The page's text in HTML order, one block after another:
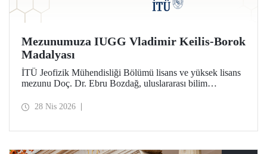
Mezunumuza IUGG Vladimir Keilis-Borok
Madalyası
İTÜ Jeofizik Mühendisliği Bölümü lisans ve yüksek lisans
mezunu Doç. Dr. Ebru Bozdağ, uluslararası bilim
Vladimir Keilis-Borok Madalyası’na (2026) layık görüldü.
28 Nis 2026